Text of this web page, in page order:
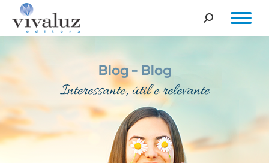
Buscar
Blog
Interessante, útil e relevante
Você está aqui: